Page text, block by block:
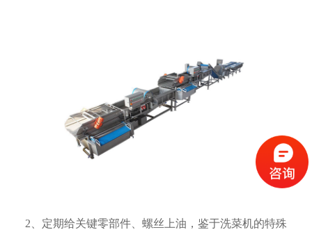
2、定期给关键零部件、螺丝上油，鉴于洗菜机的特殊